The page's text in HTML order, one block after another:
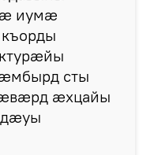
иумӕ
сты
ӕхцайы